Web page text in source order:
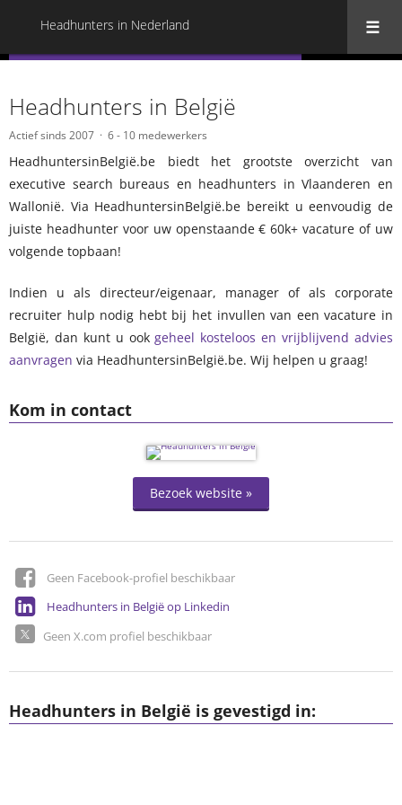
Headhunters in Nederland
Kom in contact
Bezoek website »
Geen Facebook-profiel beschikbaar
Headhunters in België op Linkedin
Geen X.com profiel beschikbaar
Headhunters in België
Actief sinds 2007 6 - 10 medewerkers
HeadhuntersinBelgië.be biedt het grootste overzicht van
executive search bureaus en headhunters in Vlaanderen en
Wallonië. Via HeadhuntersinBelgië.be bereikt u eenvoudig de
juiste headhunter voor uw openstaande € 60k+ vacature of uw
volgende topbaan!
Indien u als directeur/eigenaar, manager of als corporate
recruiter hulp nodig hebt bij het invullen van een vacature in
België, dan kunt u ookgeheel kosteloos en vrijblijvend advies
aanvragen via HeadhuntersinBelgië.be. Wij helpen u graag!
Headhunters in België is gevestigd in: